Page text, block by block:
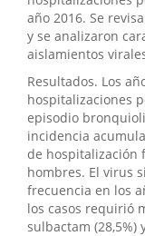
año 2016. Se
y se analizaron
aislamientos
Resultados. Los
hospitalizaciones
episodio
incidencia
de hospitalización
hombres. El virus
frecuencia en los
los casos requirió
sulbactam (28,5%)